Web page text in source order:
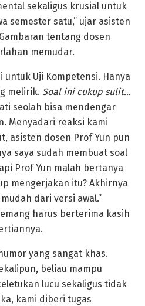
sekaligus krusial untuk
semester satu,” ujar asisten
tentang dosen
memudar.
untuk Uji Kompetensi. Hanya
melirik. Soal ini cukup sulit…
seolah bisa mendengar
Menyadari reaksi kami
asisten dosen Prof Yun pun
saya sudah membuat soal
Prof Yun malah bertanya
mengerjakan itu? Akhirnya
dari versi awal.”
harus berterima kasih
yang sangat khas.
beliau mampu
lucu sekaligus tidak
kami diberi tugas